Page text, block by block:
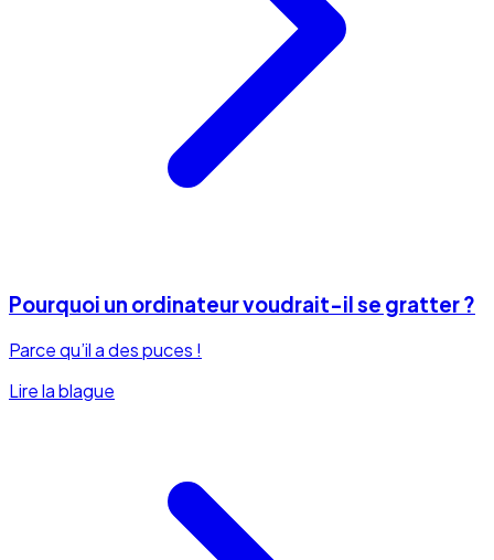
Pourquoi un ordinateur voudrait-il se gratter ?
Parce qu’il a des puces !
Lire la blague